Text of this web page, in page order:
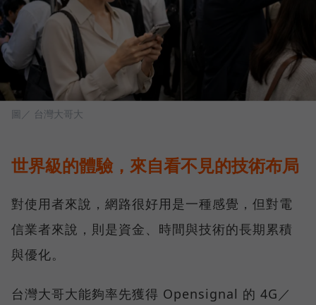
圖／ 台灣大哥大
世界級的體驗，來自看不見的技術布局
對使用者來說，網路很好用是一種感覺，但對電
信業者來說，則是資金、時間與技術的長期累積
與優化。
台灣大哥大能夠率先獲得 Opensignal 的 4G／